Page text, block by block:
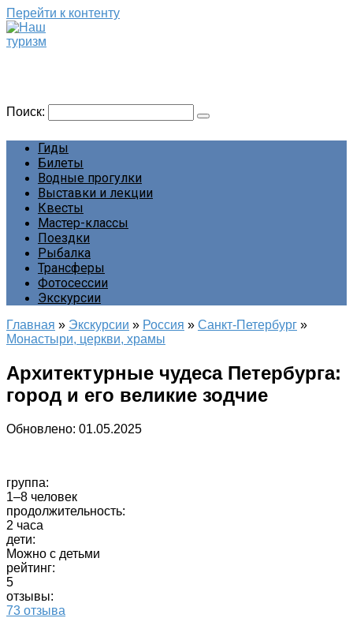
Перейти к контенту
Поиск:
Гиды
Билеты
Водные прогулки
Выставки и лекции
Квесты
Мастер-классы
Поездки
Рыбалка
Трансферы
Фотосессии
Экскурсии
Главная » Экскурсии » Россия » Санкт-Петербург »
Монастыри, церкви, храмы
Архитектурные чудеса Петербурга:
город и его великие зодчие
Обновлено: 01.05.2025
группа:
1–8 человек
продолжительность:
2 часа
дети:
Можно с детьми
рейтинг:
5
отзывы:
73 отзыва